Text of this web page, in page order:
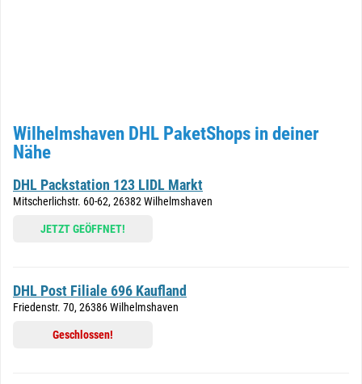
Wilhelmshaven DHL PaketShops in deiner
Nähe
DHL Packstation 123 LIDL Markt
Mitscherlichstr. 60-62, 26382 Wilhelmshaven
JETZT GEÖFFNET!
DHL Post Filiale 696 Kaufland
Friedenstr. 70, 26386 Wilhelmshaven
Geschlossen!